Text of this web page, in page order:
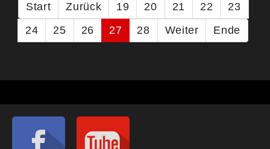
Start Zurück 19 20 21 22
23
24
25 26 27 28 Weiter Ende